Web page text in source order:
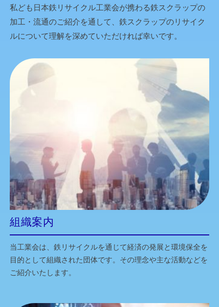
私ども日本鉄リサイクル工業会が携わる鉄スクラップの
加工・流通のご紹介を通して、 鉄スクラップのリサイク
ルについて理解を深めていただければ幸いです。
組織案内
当工業会は、鉄リサイクルを通じて経済の発展と環境保全を
目的として組織された団体です。その理念や主な活動などを
ご紹介いたします。